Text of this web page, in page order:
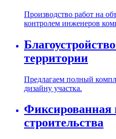
Производство работ на
контролем инженеров
территории
Предлагаем полный
дизайну участка.
Фиксированная
строительства